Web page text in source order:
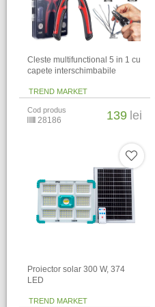
Cleste multifunctional 5 in 1 cu
capete interschimbabile
TREND MARKET
Cod produs
28186 139 lei
Proiector solar 300 W, 374
LED
TREND MARKET